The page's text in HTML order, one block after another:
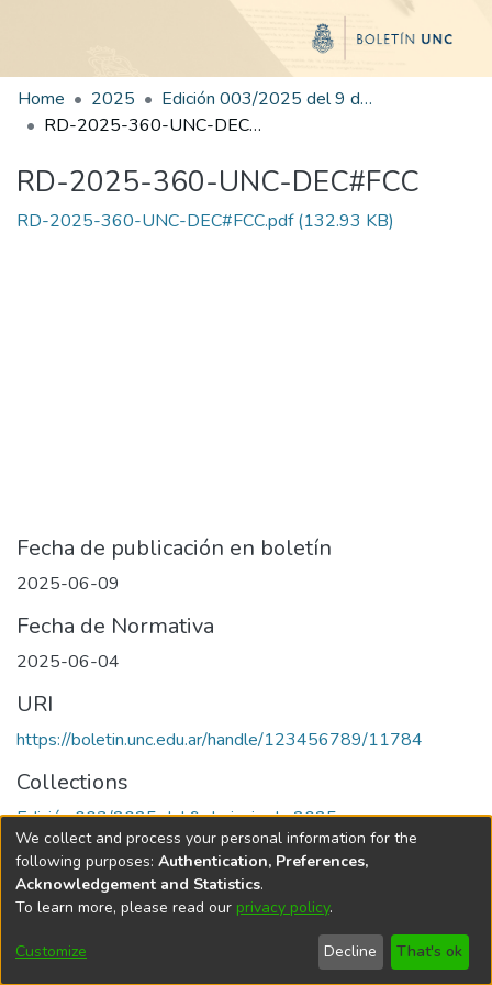
Home 2025
Edición 003/2025 del 9 de junio de 2025
RD-2025-360-UNC-DEC#FCC
RD-2025-360-UNC-DEC#FCC
RD-2025-360-UNC-DEC#FCC.pdf(132.93 KB)
Fecha de publicación en boletín
2025-06-09
Fecha de Normativa
2025-06-04
URI
https://boletin.unc.edu.ar/handle/123456789/11784
Collections
Edición 003/2025 del 9 de junio de 2025
Universidad Nacional de Córdoba
We collect and process your personal information for the
following purposes: Authentication, Preferences,
Acknowledgement and Statistics.
To learn more, please read our privacy policy.
Customize Decline That's ok